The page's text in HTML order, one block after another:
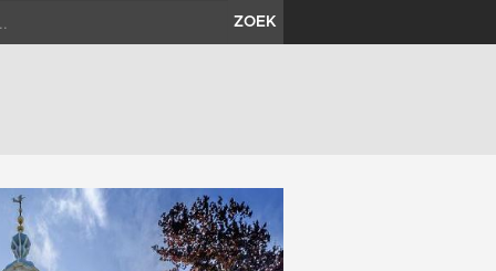
ZOEK